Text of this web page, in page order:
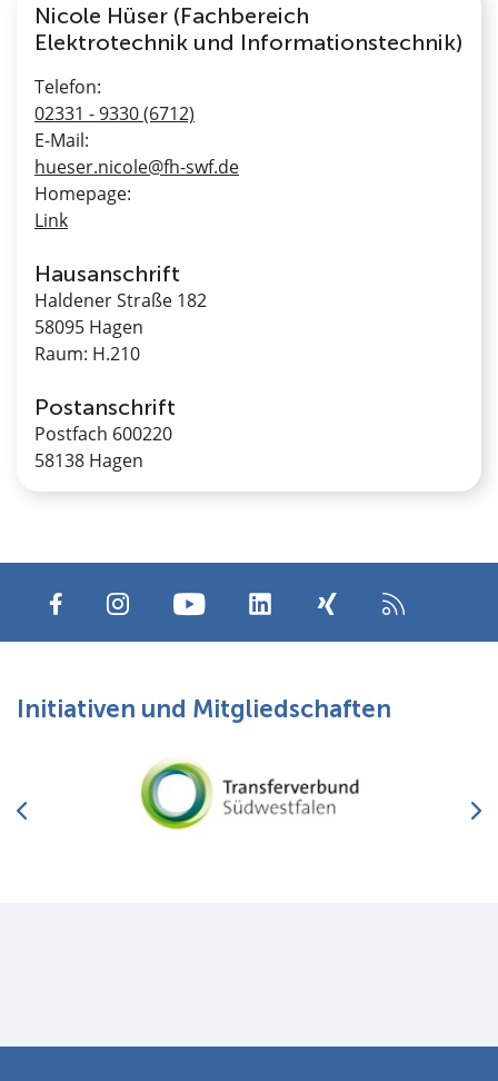
Nicole Hüser (Fachbereich
Elektrotechnik und Informationstechnik)
Telefon:
02331 - 9330 (6712)
E-Mail:
hueser.nicole@fh-swf.de
Homepage:
Link
Hausanschrift
Haldener Straße 182
58095 Hagen
Raum: H.210
Postanschrift
Postfach 600220
58138 Hagen
Initiativen und Mitgliedschaften